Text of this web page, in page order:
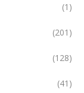
(1)
(201)
(128)
(41)